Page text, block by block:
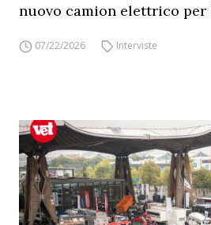
nuovo camion elettrico
07/22/2026 Interviste